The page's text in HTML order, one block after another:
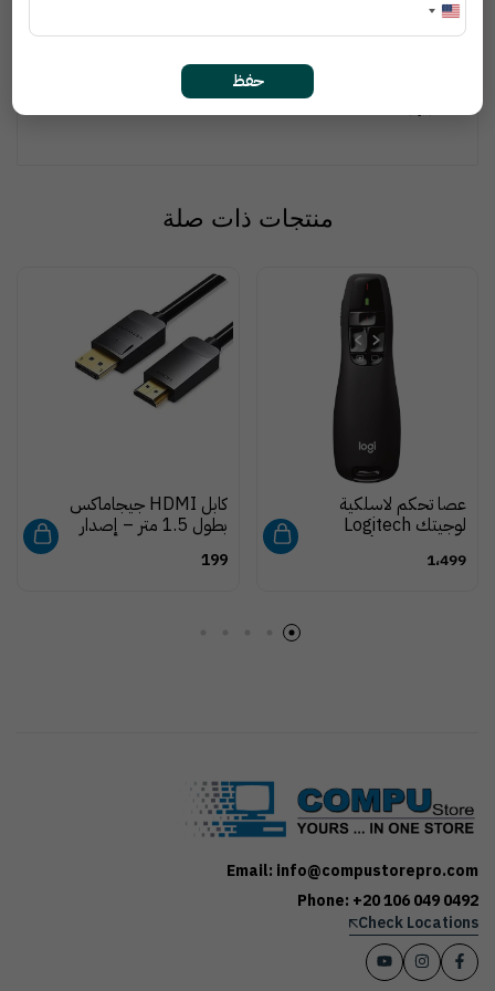
مع أجهزة الكمبيوتر المحمولة والمكتبية والأجهزة الذكية
التصميم: صغير الحجم، خفيف الوزن، سهل الحمل
الطابعات، لوحات المفاتيح، الفأرة، الهواتف، الكاميرات، وغيرها من
منتجات ذات صلة
عصا تحكم لاسلكية
لوجيتك Logitech
تقديم شرائح مع مؤشر
1،499
كابل HDMI جيجاماكس
بطول 1.5 متر – إصدار
HD وصوت عالي الدقة
199
Email: info@compustorepro.com
Phone: +20 106 049 0492
Check Locations
حفظ